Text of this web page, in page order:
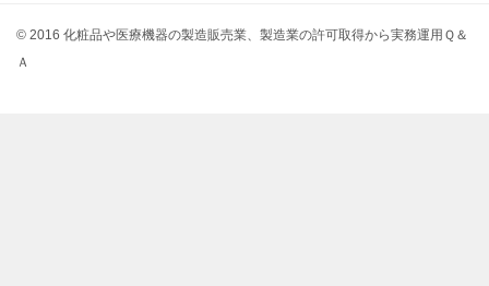
© 2016 化粧品や医療機器の製造販売業、製造業の許可取得から実務運用Ｑ＆
Ａ